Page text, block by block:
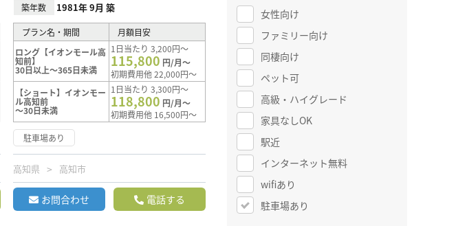
築年数 1981年 9月 築
プラン名・期間
月額目安
ロング【イオンモール高
知前】
30日以上～365日未満
1日当たり 3,200円～
115,800 円/月～
初期費用他 22,000円～
【ショート】イオンモー
ル高知前
～30日未満
1日当たり 3,300円～
118,800 円/月～
初期費用他 16,500円～
駐車場あり
高知県 高知市
お問合わせ 電話する
女性向け
ファミリー向け
同棲向け
ペット可
高級・ハイグレード
家具なしOK
駅近
インターネット無料
wifiあり
駐車場あり